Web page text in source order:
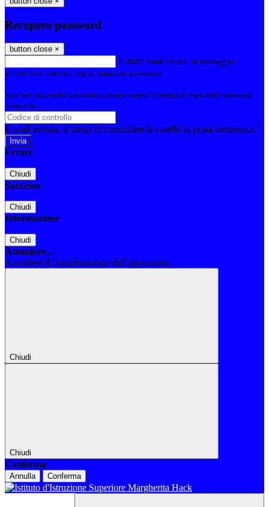
Recupero password
button close ×
E-mail Verrà inviato un messaggio
all'indirizzo indicato con le istruzioni necessarie.
Non hai una e-mail associata al nome utente? Effettua il reset della password
tramite la
E-mail inviata, si prega di controllare la casella di posta elettronica!
Errore
Chiudi
Successo
Chiudi
Informazione
Chiudi
Attendere...
Attendere il completamento dell'operazione...
Chiudi
Chiudi
Conferma
Annulla Conferma